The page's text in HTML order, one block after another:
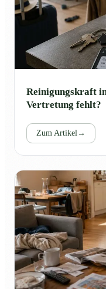
Reinigungskraft
Vertretung fehlt?
Zum Artikel →